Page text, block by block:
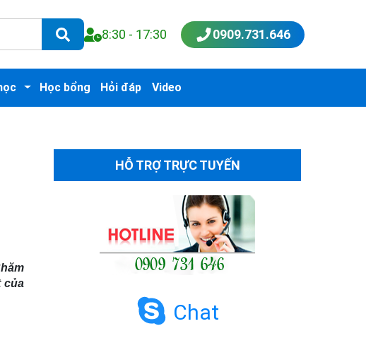
8:30 - 17:30 0909.731.646
Học bổng Hỏi đáp Video
của
HỖ TRỢ TRỰC TUYẾN
Chat